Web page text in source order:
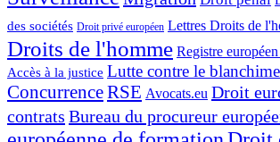
des sociétés Droit privé européen Lettres Droits de
Droits de l'homme Registre
Accès à la justice Lutte contre le
ConcurrenceRSE Avocats.eu Droit
contrats Bureau du procureur